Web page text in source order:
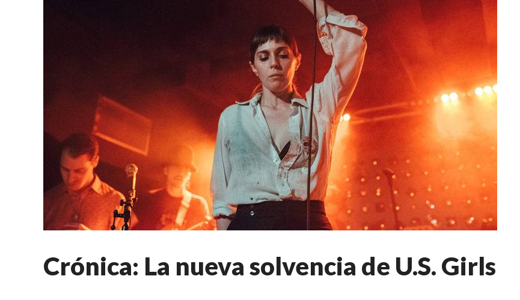
Crónica: La nueva solvencia de U.S. Girls